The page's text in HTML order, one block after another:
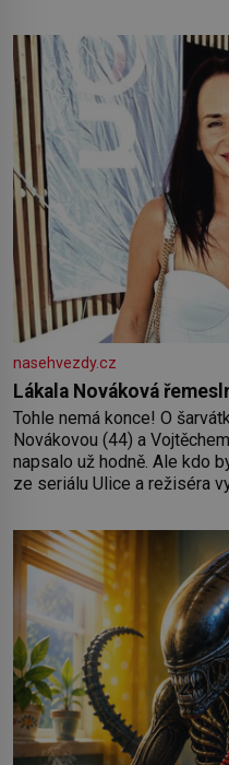
od roku 1223 postupují
moře,
nasehvezdy.cz
Lákala Nováková
Tohle nemá konce! O
Novákovou (44) a
napsalo už hodně. Ale kdo
ze seriálu Ulice a režiséra